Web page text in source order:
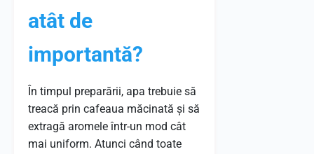
atât de
importantă?
În timpul preparării, apa trebuie să
treacă prin cafeaua măcinată și să
extragă aromele într-un mod cât
mai uniform. Atunci când toate